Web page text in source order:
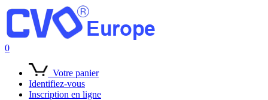
0
Votre panier
Identifiez-vous
Inscription en ligne